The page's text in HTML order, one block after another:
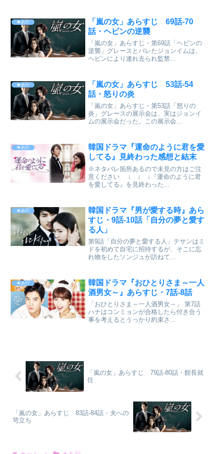
★あ行
「嵐の女」あらすじ 69話-70
話・ヘビンの逆襲
「嵐の女」あらすじ・第69話「ヘビンの
逆襲」グレースとバレたジョンイムは、
ヘビンにより連れ去られ監禁...
★あ行
「嵐の女」あらすじ 53話-54
話・怒りの炎
「嵐の女」あらすじ・第53話「怒りの
炎」グレースの展示会は、実はジョンイ
ムの展示会だった。この展示会...
★あ行
韓国ドラマ『運命のように君を愛
してる』見終わった感想と結末
※ネタバレ箇所あるので未見の方はご注
意ください ↓ ↓ ↓『運命のように君
を愛してる』を見終わった...
★あ行
韓国ドラマ『男が愛する時』あら
すじ・9話-10話「自分の夢と愛す
る人」
第9話「自分の夢と愛する人」テサンはミ
ドを初めて自宅に招待するが、そこに忘
れ物をしたソンジュが訪ねて...
★あ行
韓国ドラマ『おひとりさま～一人
酒男女～』あらすじ・7話-8話
「おひとりさま～一人酒男女～」 第7話
ハナはコンミョンが合格したら付き合う
事を考えるとうっかり約束さ...
「嵐の女」あらすじ 79話-80話・館長就
任
「嵐の女」あらすじ 83話-84話・夫への
苛立ち